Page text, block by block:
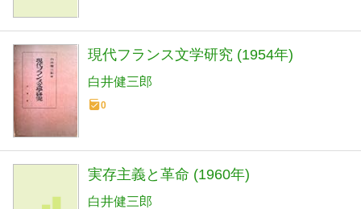
現代フランス文学研究 (1954年)
白井健三郎
0
実存主義と革命 (1960年)
白井健三郎